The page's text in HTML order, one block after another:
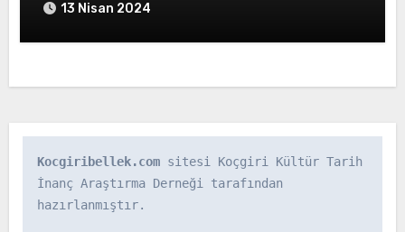
13 Nisan 2024
Kocgiribellek.com sitesi Koçgiri Kültür Tarih
İnanç Araştırma Derneği tarafından
hazırlanmıştır.